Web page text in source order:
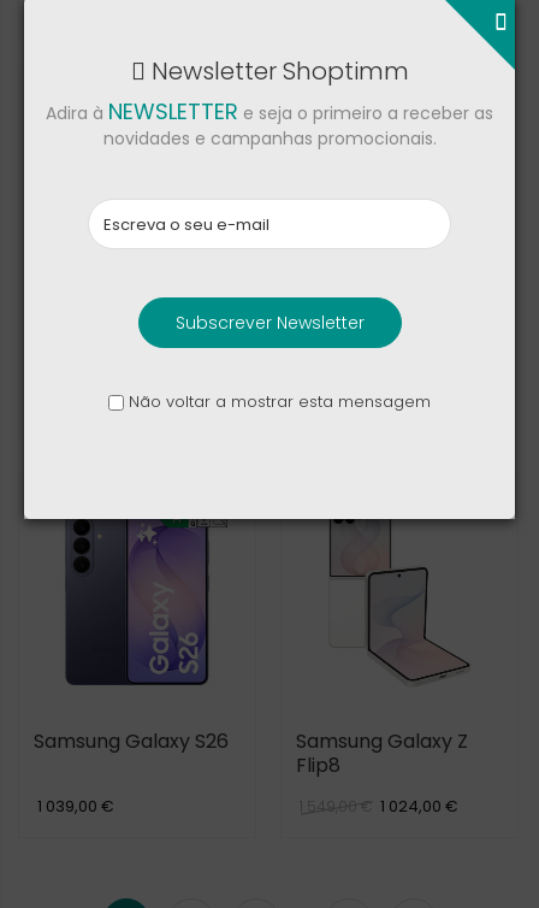
Apple iPhone 17 Pro
1 349,00 € 1 264,00 €
Honor Magic V5
1 619,00 € 1 169,00 €
Samsung Galaxy S26
1 039,00 €
Samsung Galaxy Z
Flip8
1 549,00 € 1 024,00 €
Newsletter Shoptimm
Adira à NEWSLETTER e seja o primeiro a receber as
novidades e campanhas promocionais.
Subscrever Newsletter
Não voltar a mostrar esta mensagem